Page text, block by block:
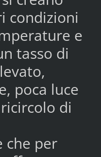
condizioni
e
tasso di
poca luce
di
che per